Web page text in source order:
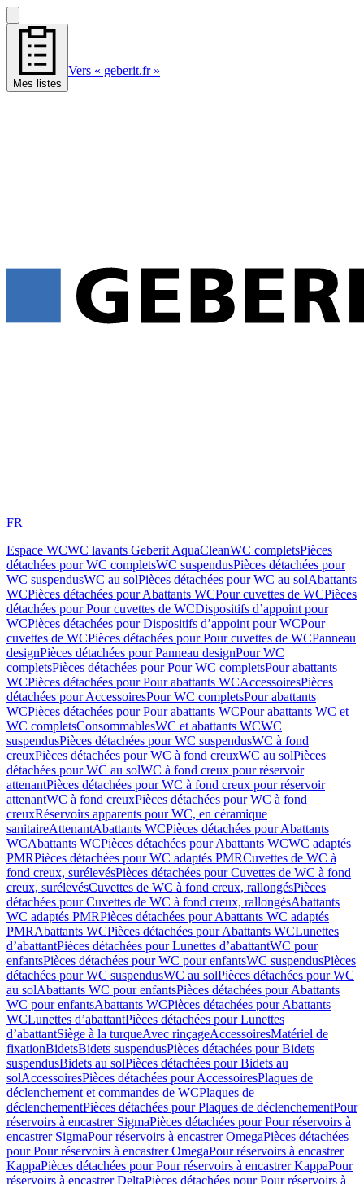
Mes listes
Vers « geberit.fr »
FR
Espace WCWC lavants Geberit AquaCleanWC completsPièces
détachées pour WC completsWC suspendusPièces détachées pour
WC suspendusWC au solPièces détachées pour WC au solAbattants
WCPièces détachées pour Abattants WCPour cuvettes de WCPièces
détachées pour Pour cuvettes de WCDispositifs d’appoint pour
WCPièces détachées pour Dispositifs d’appoint pour WCPour
cuvettes de WCPièces détachées pour Pour cuvettes de WCPanneau
designPièces détachées pour Panneau designPour WC
completsPièces détachées pour Pour WC completsPour abattants
WCPièces détachées pour Pour abattants WCAccessoiresPièces
détachées pour AccessoiresPour WC completsPour abattants
WCPièces détachées pour Pour abattants WCPour abattants WC et
WC completsConsommablesWC et abattants WCWC
suspendusPièces détachées pour WC suspendusWC à fond
creuxPièces détachées pour WC à fond creuxWC au solPièces
détachées pour WC au solWC à fond creux pour réservoir
attenantPièces détachées pour WC à fond creux pour réservoir
attenantWC à fond creuxPièces détachées pour WC à fond
creuxRéservoirs apparents pour WC, en céramique
sanitaireAttenantAbattants WCPièces détachées pour Abattants
WCAbattants WCPièces détachées pour Abattants WCWC adaptés
PMRPièces détachées pour WC adaptés PMRCuvettes de WC à
fond creux, surélevésPièces détachées pour Cuvettes de WC à fond
creux, surélevésCuvettes de WC à fond creux, rallongésPièces
détachées pour Cuvettes de WC à fond creux, rallongésAbattants
WC adaptés PMRPièces détachées pour Abattants WC adaptés
PMRAbattants WCPièces détachées pour Abattants WCLunettes
d’abattantPièces détachées pour Lunettes d’abattantWC pour
enfantsPièces détachées pour WC pour enfantsWC suspendusPièces
détachées pour WC suspendusWC au solPièces détachées pour WC
au solAbattants WC pour enfantsPièces détachées pour Abattants
WC pour enfantsAbattants WCPièces détachées pour Abattants
WCLunettes d’abattantPièces détachées pour Lunettes
d’abattantSiège à la turqueAvec rinçageAccessoiresMatériel de
fixationBidetsBidets suspendusPièces détachées pour Bidets
suspendusBidets au solPièces détachées pour Bidets au
solAccessoiresPièces détachées pour AccessoiresPlaques de
déclenchement et commandes de WCPlaques de
déclenchementPièces détachées pour Plaques de déclenchementPour
réservoirs à encastrer SigmaPièces détachées pour Pour réservoirs à
encastrer SigmaPour réservoirs à encastrer OmegaPièces détachées
pour Pour réservoirs à encastrer OmegaPour réservoirs à encastrer
KappaPièces détachées pour Pour réservoirs à encastrer KappaPour
réservoirs à encastrer DeltaPièces détachées pour Pour réservoirs à